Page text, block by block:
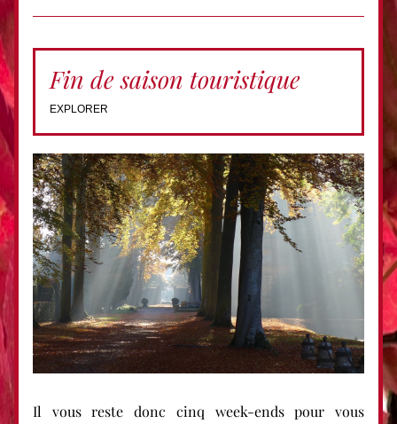
Fin de saison touristique
EXPLORER
Il vous reste donc cinq week-ends pour vous